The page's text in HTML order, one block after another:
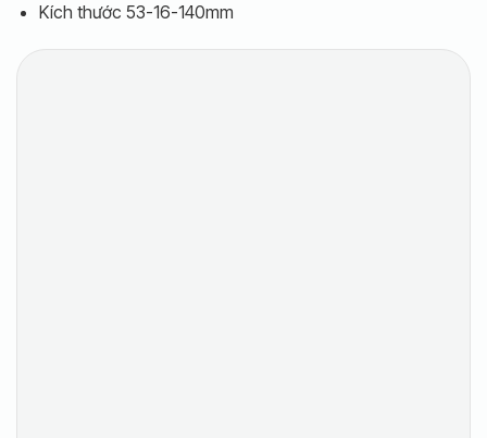
Kích thước 53-16-140mm